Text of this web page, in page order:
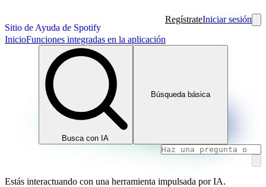
Sitio de Ayuda de Spotify
RegístrateIniciar sesión
InicioFunciones integradas en la aplicación
Busca con IA
Búsqueda básica
Estás interactuando con una herramienta impulsada por IA.